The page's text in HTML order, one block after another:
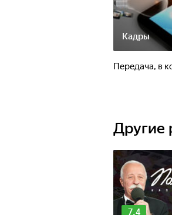
Кадры
Передача, в
Другие
7.4